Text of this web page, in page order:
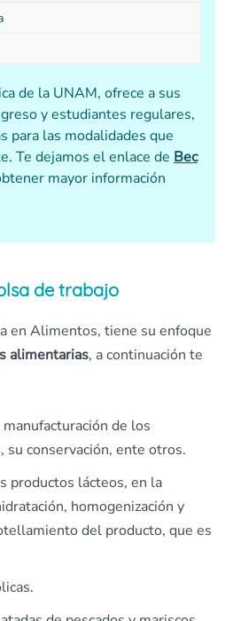
de la UNAM, ofrece a sus
y estudiantes regulares,
para las modalidades que
Te dejamos el enlace de Bec
mayor información
de trabajo
en Alimentos, tiene su enfoque
alimentarias, a continuación te
de los
su conservación, ente otros.
productos lácteos, en la
homogenización y
del producto, que es